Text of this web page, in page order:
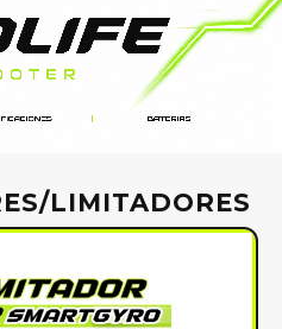
LIMITADORES